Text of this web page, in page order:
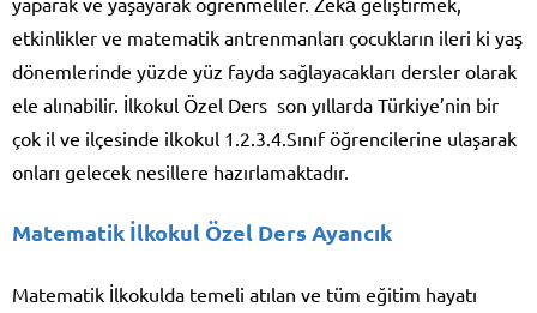
etkinlikler ve matematik antrenmanları çocukların ileri ki yaş
dönemlerinde yüzde yüz fayda sağlayacakları dersler olarak
ele alınabilir. İlkokul Özel Ders son yıllarda Türkiye’nin bir
çok il ve ilçesinde ilkokul 1.2.3.4.Sınıf öğrencilerine ulaşarak
onları gelecek nesillere hazırlamaktadır.
Matematik İlkokul Özel Ders Ayancık
Matematik İlkokulda temeli atılan ve tüm eğitim hayatı